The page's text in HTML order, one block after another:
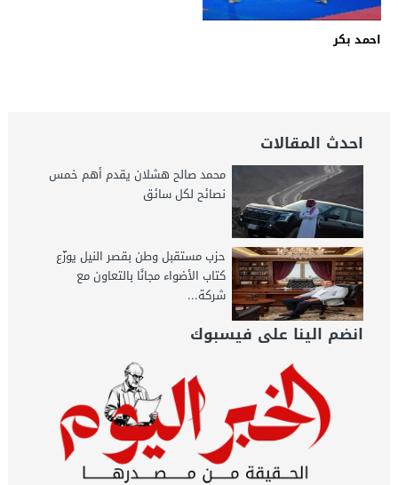
احمد بكر
احدث المقالات
محمد صالح هشلان يقدم أهم خمس
نصائح لكل سائق
حزب مستقبل وطن بقصر النيل يوزّع
كتاب الأضواء مجانًا بالتعاون مع
شركة...
انضم الينا على فيسبوك